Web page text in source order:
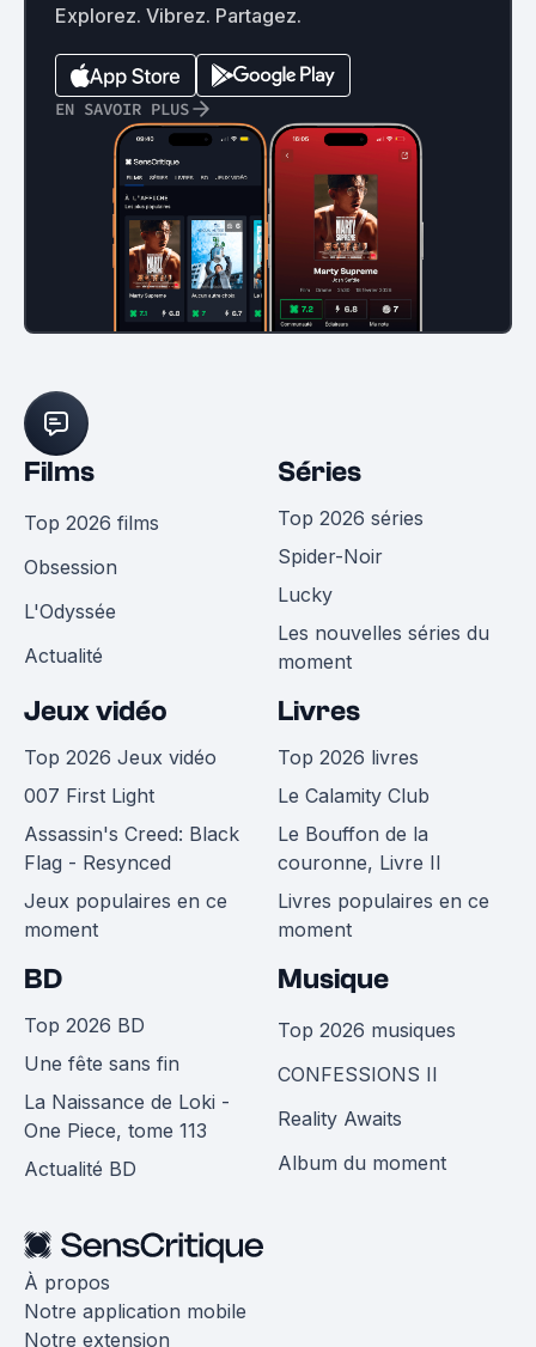
Explorez. Vibrez. Partagez.
EN SAVOIR PLUS
Films
Top 2026 films
Obsession
L'Odyssée
Actualité
Séries
Top 2026 séries
Spider-Noir
Lucky
Les nouvelles séries du
moment
Jeux vidéo
Top 2026 Jeux vidéo
007 First Light
Assassin's Creed: Black
Flag - Resynced
Jeux populaires en ce
moment
Livres
Top 2026 livres
Le Calamity Club
Le Bouffon de la
couronne, Livre II
Livres populaires en ce
moment
BD
Top 2026 BD
Une fête sans fin
La Naissance de Loki -
One Piece, tome 113
Actualité BD
Musique
Top 2026 musiques
CONFESSIONS II
Reality Awaits
Album du moment
À propos
Notre application mobile
Notre extension